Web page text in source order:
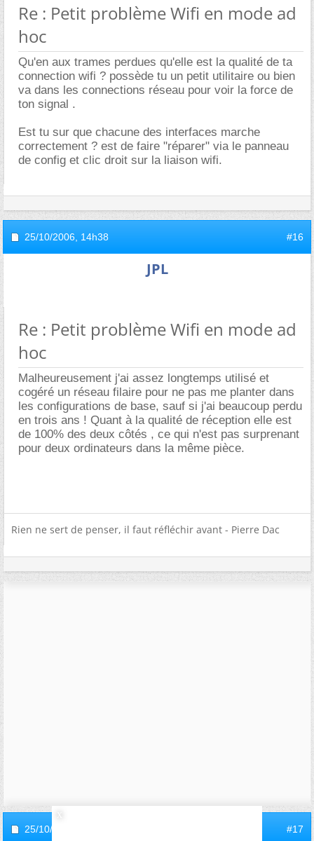
Re : Petit problème Wifi en mode ad
hoc
Qu'en aux trames perdues qu'elle est la qualité de ta
connection wifi ? possède tu un petit utilitaire ou bien
va dans les connections réseau pour voir la force de
ton signal .
Est tu sur que chacune des interfaces marche
correctement ? est de faire "réparer" via le panneau
de config et clic droit sur la liaison wifi.
25/10/2006, 14h38 #16
JPL
Re : Petit problème Wifi en mode ad
hoc
Malheureusement j'ai assez longtemps utilisé et
cogéré un réseau filaire pour ne pas me planter dans
les configurations de base, sauf si j'ai beaucoup perdu
en trois ans ! Quant à la qualité de réception elle est
de 100% des deux côtés , ce qui n'est pas surprenant
pour deux ordinateurs dans la même pièce.
Rien ne sert de penser, il faut réfléchir avant - Pierre Dac
25/10/2006, #17